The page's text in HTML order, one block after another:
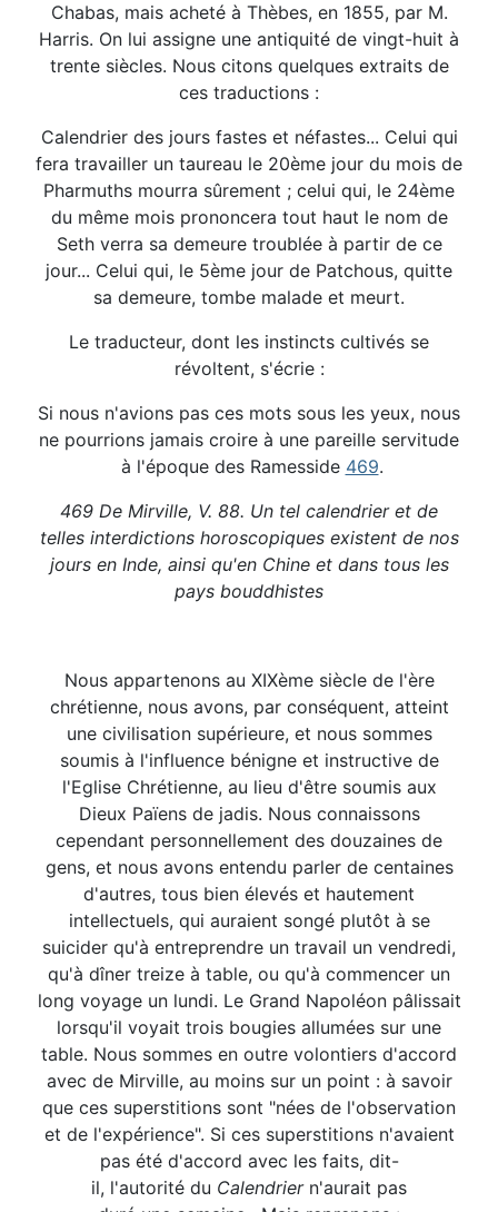
Chabas, mais acheté à Thèbes, en 1855, par M.
Harris. On lui assigne une antiquité de vingt-huit à
trente siècles. Nous citons quelques extraits de
ces traductions :
Calendrier des jours fastes et néfastes... Celui qui
fera travailler un taureau le 20ème jour du mois de
Pharmuths mourra sûrement ; celui qui, le 24ème
du même mois prononcera tout haut le nom de
Seth verra sa demeure troublée à partir de ce
jour... Celui qui, le 5ème jour de Patchous, quitte
sa demeure, tombe malade et meurt.
Le traducteur, dont les instincts cultivés se
révoltent, s'écrie :
Si nous n'avions pas ces mots sous les yeux, nous
ne pourrions jamais croire à une pareille servitude
à l'époque des Ramesside 469.
469 De Mirville, V. 88. Un tel calendrier et de
telles interdictions horoscopiques existent de nos
jours en Inde, ainsi qu'en Chine et dans tous les
pays bouddhistes
Nous appartenons au XIXème siècle de l'ère
chrétienne, nous avons, par conséquent, atteint
une civilisation supérieure, et nous sommes
soumis à l'influence bénigne et instructive de
l'Eglise Chrétienne, au lieu d'être soumis aux
Dieux Païens de jadis. Nous connaissons
cependant personnellement des douzaines de
gens, et nous avons entendu parler de centaines
d'autres, tous bien élevés et hautement
intellectuels, qui auraient songé plutôt à se
suicider qu'à entreprendre un travail un vendredi,
qu'à dîner treize à table, ou qu'à commencer un
long voyage un lundi. Le Grand Napoléon pâlissait
lorsqu'il voyait trois bougies allumées sur une
table. Nous sommes en outre volontiers d'accord
avec de Mirville, au moins sur un point : à savoir
que ces superstitions sont "nées de l'observation
et de l'expérience". Si ces superstitions n'avaient
pas été d'accord avec les faits, dit-
il, l'autorité du Calendrier n'aurait pas